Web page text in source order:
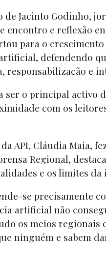
de Jacinto Godinho,
encontro e reflexão
para o
defendendo
e
ser o principal activo
com os
API, Cláudia Maia,
Regional,
e os limites
se precisamente
artificial não
os meios regionais
ninguém e sabem